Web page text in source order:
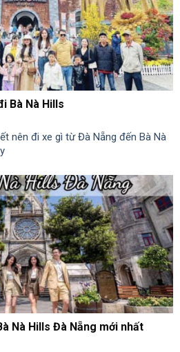
Bà Nà Hills
nên đi xe gì từ Đà Nẵng đến Bà Nà
Nà Hills Đà Nẵng mới nhất